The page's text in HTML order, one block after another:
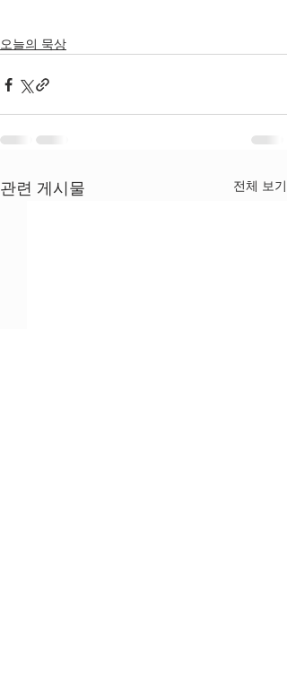
오늘의 묵상
관련 게시물 전체 보기